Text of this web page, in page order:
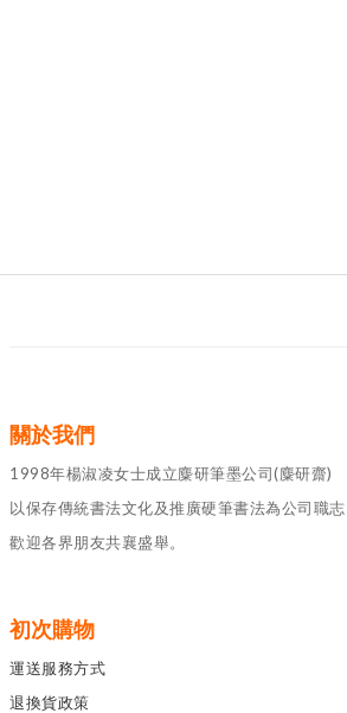
關於我們
1998年楊淑凌女士成立麋研筆墨公司(麋研齋)
以保存傳統書法文化及推廣硬筆書法為公司職志
歡迎各界朋友共襄盛舉。
初次購物
運送服務方式
退換貨政策